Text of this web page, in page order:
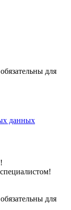
для
данных
для